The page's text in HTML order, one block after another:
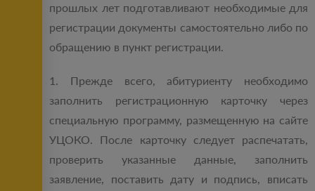
прошлых лет подготавливают необходимые для
регистрации документы самостоятельно либо по
обращению в пункт регистрации.
1. Прежде всего, абитуриенту необходимо
заполнить регистрационную карточку через
специальную программу, размещенную на сайте
УЦОКО. После карточку следует распечатать,
проверить указанные данные, заполнить
заявление, поставить дату и подпись, вписать